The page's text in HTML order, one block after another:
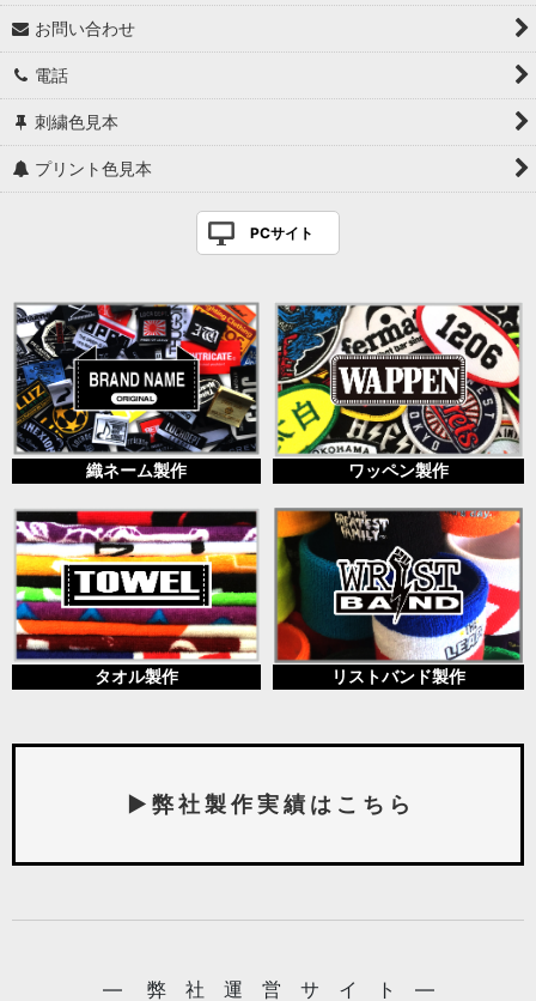
お問い合わせ
電話
刺繍色見本
プリント色見本
PCサイト
織ネーム製作 ワッペン製作
タオル製作 リストバンド製作
▶ 弊 社 製 作 実 績 は こ ち ら
― 弊 社 運 営 サ イ ト ―